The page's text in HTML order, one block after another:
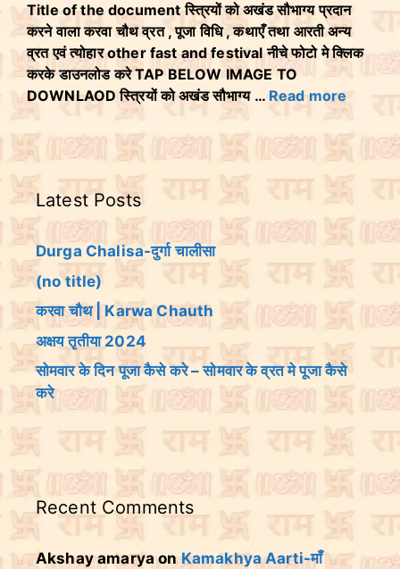
Title of the document स्त्रियों को अखंड सौभाग्य प्रदान
करने वाला करवा चौथ व्रत , पूजा विधि , कथाएँ तथा आरती अन्य
व्रत एवं त्योहार other fast and festival नीचे फोटो मे क्लिक
करके डाउनलोड करे TAP BELOW IMAGE TO
DOWNLAOD स्त्रियों को अखंड सौभाग्य … Read more
Latest Posts
Durga Chalisa-दुर्गा चालीसा
(no title)
करवा चौथ | Karwa Chauth
अक्षय तृतीया 2024
सोमवार के दिन पूजा कैसे करे – सोमवार के व्रत मे पूजा कैसे
करे
Recent Comments
Akshay amarya onKamakhya Aarti-माँ